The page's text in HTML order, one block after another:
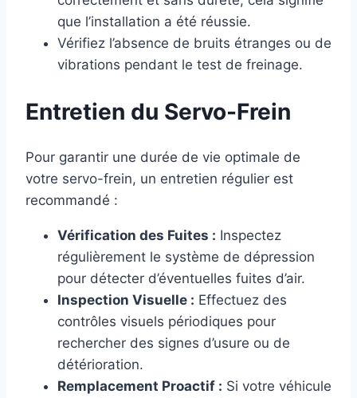
que l’installation a été réussie.
Vérifiez l’absence de bruits étranges ou de
vibrations pendant le test de freinage.
Entretien du Servo-Frein
Pour garantir une durée de vie optimale de
votre servo-frein, un entretien régulier est
recommandé :
Vérification des Fuites : Inspectez
régulièrement le système de dépression
pour détecter d’éventuelles fuites d’air.
Inspection Visuelle : Effectuez des
contrôles visuels périodiques pour
rechercher des signes d’usure ou de
détérioration.
Remplacement Proactif : Si votre véhicule